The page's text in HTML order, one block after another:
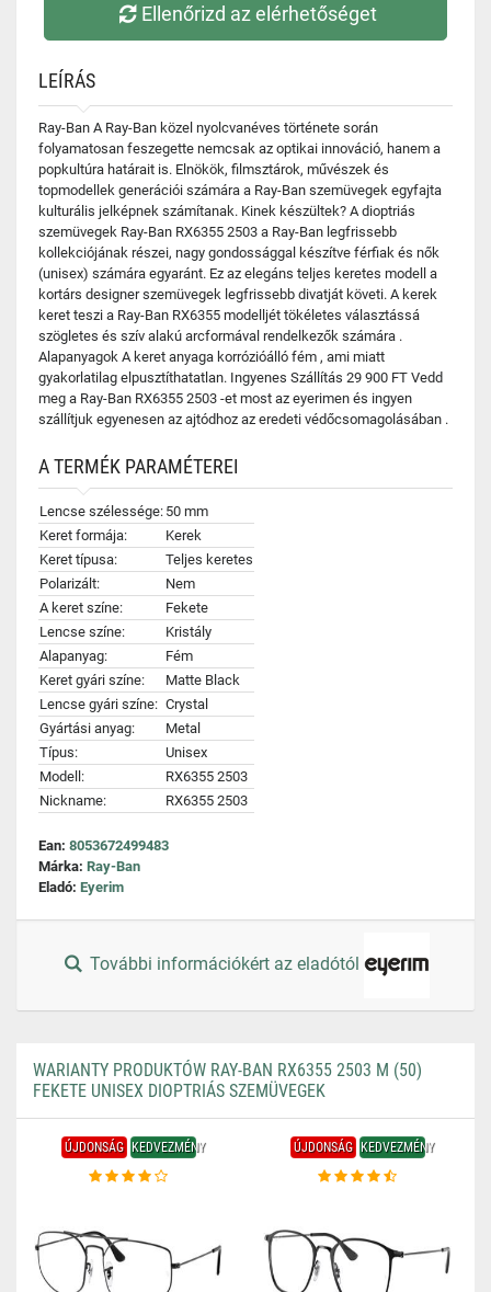
Ellenőrizd az elérhetőséget
LEÍRÁS
Ray-Ban A Ray-Ban közel nyolcvanéves története során
folyamatosan feszegette nemcsak az optikai innováció, hanem a
popkultúra határait is. Elnökök, filmsztárok, művészek és
topmodellek generációi számára a Ray-Ban szemüvegek egyfajta
kulturális jelképnek számítanak. Kinek készültek? A dioptriás
szemüvegek Ray-Ban RX6355 2503 a Ray-Ban legfrissebb
kollekciójának részei, nagy gondossággal készítve férfiak és nők
(unisex) számára egyaránt. Ez az elegáns teljes keretes modell a
kortárs designer szemüvegek legfrissebb divatját követi. A kerek
keret teszi a Ray-Ban RX6355 modelljét tökéletes választássá
szögletes és szív alakú arcformával rendelkezők számára .
Alapanyagok A keret anyaga korrózióálló fém , ami miatt
gyakorlatilag elpusztíthatatlan. Ingyenes Szállítás 29 900 FT Vedd
meg a Ray-Ban RX6355 2503 -et most az eyerimen és ingyen
szállítjuk egyenesen az ajtódhoz az eredeti védőcsomagolásában .
A TERMÉK PARAMÉTEREI
Lencse szélessége: 50 mm
Keret formája:
Kerek
Keret típusa:
Teljes keretes
Polarizált:
Nem
A keret színe:
Fekete
Lencse színe:
Kristály
Alapanyag:
Fém
Keret gyári színe:
Matte Black
Lencse gyári színe: Crystal
Gyártási anyag:
Metal
Típus:
Unisex
Modell:
RX6355 2503
Nickname:
RX6355 2503
Ean: 8053672499483
Márka: Ray-Ban
Eladó: Eyerim
További információkért az eladótól
WARIANTY PRODUKTÓW RAY-BAN RX6355 2503 M (50)
FEKETE UNISEX DIOPTRIÁS SZEMÜVEGEK
ÚJDONSÁG KEDVEZMÉNY ÚJDONSÁG KEDVEZMÉNY